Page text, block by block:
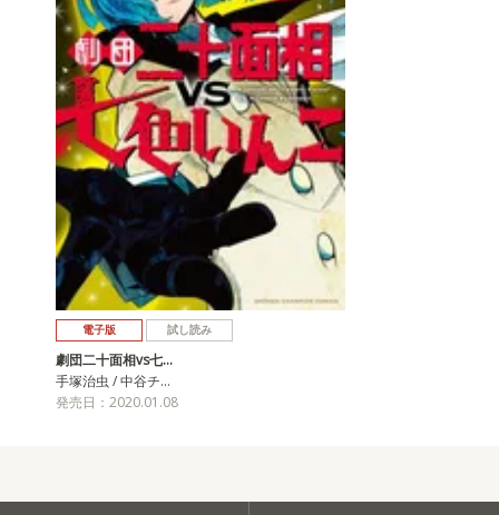
電子版 試し読み
劇団二十面相vs七…
手塚治虫 / 中谷チ…
発売日：2020.01.08